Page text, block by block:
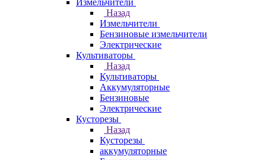
Измельчители
Назад
Измельчители
Бензиновые измельчители
Электрические
Культиваторы
Назад
Культиваторы
Аккумуляторные
Бензиновые
Электрические
Кусторезы
Назад
Кусторезы
аккумуляторные